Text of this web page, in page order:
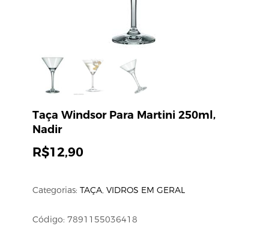
Taça Windsor Para Martini 250ml,
Nadir
R$12,90
Categorias: TAÇA, VIDROS EM GERAL
Código: 7891155036418